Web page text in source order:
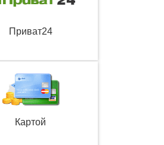
Приват24
Картой